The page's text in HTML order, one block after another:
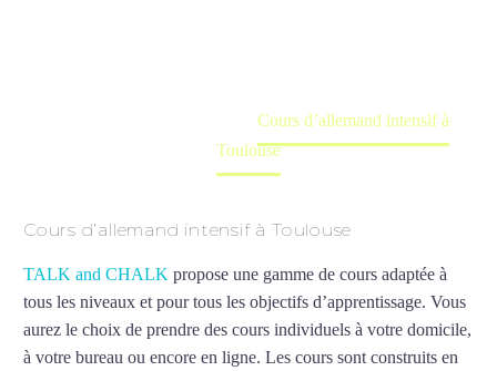
Cours d’allemand intensif à
Toulouse
Cours d’allemand intensif à Toulouse
TALK and CHALK propose une gamme de cours adaptée à
tous les niveaux et pour tous les objectifs d’apprentissage. Vous
aurez le choix de prendre des cours individuels à votre domicile,
à votre bureau ou encore en ligne. Les cours sont construits en